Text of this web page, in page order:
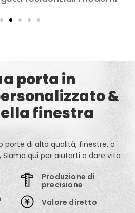
porta in
&
finestra
porte di alta qualità, finestre, o
Siamo qui per aiutarti a dare vita
Produzione di
precisione
Valore diretto